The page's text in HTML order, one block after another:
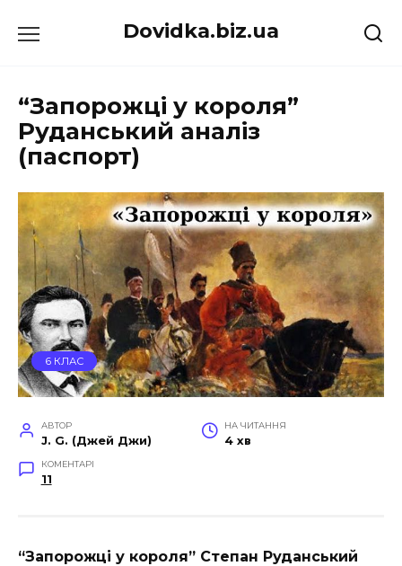
до
Dovidka.biz.ua
“Запорожці у короля”
Руданський аналіз
(паспорт)
6 КЛАС
АВТОР
J. G. (Джей Джи)
НА ЧИТАННЯ
4 хв
КОМЕНТАРІ
11
“Запорожці у короля” Степан Руданський